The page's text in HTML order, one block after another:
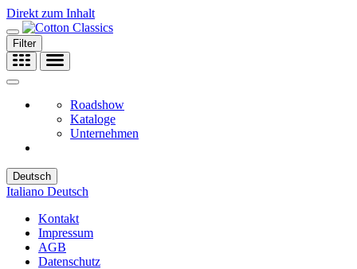
Direkt zum Inhalt
Filter
Roadshow
Kataloge
Unternehmen
Deutsch
Italiano Deutsch
Kontakt
Impressum
AGB
Datenschutz